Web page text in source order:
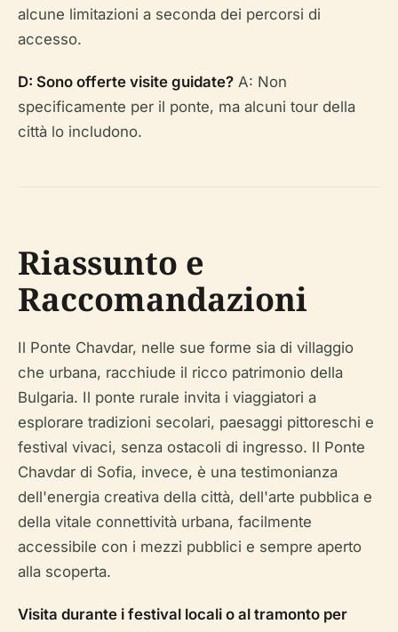
alcune limitazioni a seconda dei percorsi di
accesso.
D: Sono offerte visite guidate? A: Non
specificamente per il ponte, ma alcuni tour della
città lo includono.
Riassunto e
Raccomandazioni
Il Ponte Chavdar, nelle sue forme sia di villaggio
che urbana, racchiude il ricco patrimonio della
Bulgaria. Il ponte rurale invita i viaggiatori a
esplorare tradizioni secolari, paesaggi pittoreschi e
festival vivaci, senza ostacoli di ingresso. Il Ponte
Chavdar di Sofia, invece, è una testimonianza
dell'energia creativa della città, dell'arte pubblica e
della vitale connettività urbana, facilmente
accessibile con i mezzi pubblici e sempre aperto
alla scoperta.
Visita durante i festival locali o al tramonto per